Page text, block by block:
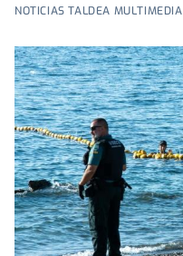
NOTICIAS TALDEA MULTIMEDIA